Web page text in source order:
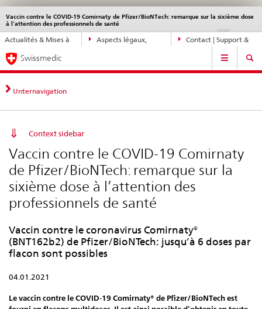
Navigation
directe:
actualités,
bases
juridiques,
contact
Actualités & Mises à
Aspects légaux,
Contact | Support &
Vaccin contre le COVID-19 Comirnaty de Pfizer/BioNTech: remarque sur la sixième dose
à l’attention des professionnels de santé
DE EN
Service
navigation
Navigation
Swissmedic
Unternavigation
Context sidebar
Vaccin contre le COVID-19 Comirnaty
de Pfizer/BioNTech: remarque sur la
sixième dose à l’attention des
professionnels de santé
Vaccin contre le coronavirus Comirnaty®
(BNT162b2) de Pfizer/BioNTech: jusqu’à 6 doses par
flacon sont possibles
04.01.2021
Le vaccin contre le COVID-19 Comirnaty® de Pfizer/BioNTech est